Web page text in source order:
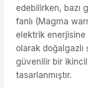
edebilirken, bazı
fanlı (Magma
elektrik
olarak
güvenilir bir ikincil
tasarlanmıştır.